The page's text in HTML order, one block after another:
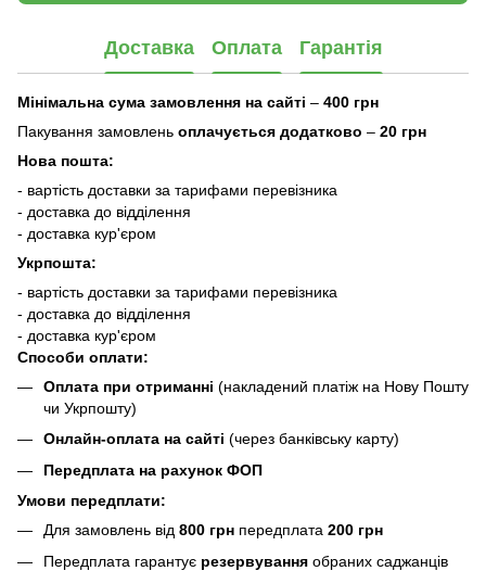
Доставка Оплата Гарантія
Мінімальна сума замовлення на сайті – 400 грн
Пакування замовлень оплачується додатково – 20 грн
Нова пошта:
- вартість доставки за тарифами перевізника
- доставка до відділення
- доставка кур'єром
Укрпошта:
- вартість доставки за тарифами перевізника
- доставка до відділення
- доставка кур'єром
Способи оплати:
Оплата при отриманні (накладений платіж на Нову Пошту
чи Укрпошту)
Онлайн-оплата на сайті (через банківську карту)
Передплата на рахунок ФОП
Умови передплати:
Для замовлень від 800 грн передплата 200 грн
Передплата гарантує резервування обраних саджанців